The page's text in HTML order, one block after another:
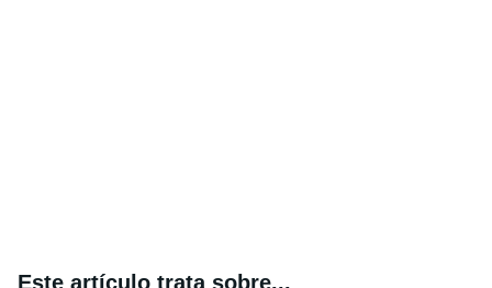
Este artículo trata sobre...